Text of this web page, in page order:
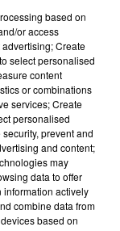
et physique.
à certaines
collaborerez
de
aussi classer et
aux
based on
or access
Create
select personalised
content
or combinations
services; Create
personalised
prevent and
and content;
may
data to offer
information actively
combine data from
based on